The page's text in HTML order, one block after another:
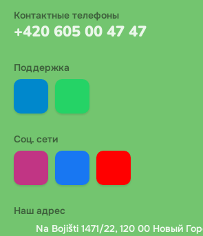
Контактные телефоны
+420 605 00 47 47
Поддержка
Соц. сети
Наш адрес
Na Bojišti 1471/22, 120 00 Новый